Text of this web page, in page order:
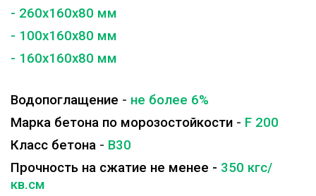
- 260x160x80 мм
- 100x160x80 мм
- 160x160x80 мм
Водопоглащение - не более 6%
Марка бетона по морозостойкости - F 200
Класс бетона - B30
Прочность на сжатие не менее - 350 кгс/
кв.см